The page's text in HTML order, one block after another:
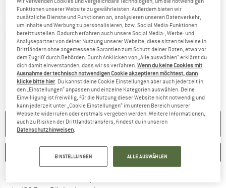
Detailansichten
NICHT MEHR LIEFERBAR
MERKEN VERGLEICHEN
Funktionen unserer Website zu gewährleisten. Außerdem bieten wir
zusätzliche Dienste und Funktionen an, analysieren unseren Datenverkehr,
um Inhalte und Werbung zu personalisieren, bzw. Social Media-Funktionen
bereitzustellen. Dadurch erfahren auch unsere Social Media-, Werbe- und
Analysepartner von deiner Nutzung unserer Website; diese sitzen teilweise in
Drittländern ohne angemessene Garantien zum Schutz deiner Daten, etwa vor
dem Zugriff durch Behörden. Durch Anklicken von „Alle auswählen“ erklärst du
dich damit einverstanden, dass wir so verfahren.Wenn du keine Cookies mit
Ausnahme der technisch notwendigen Cookie akzeptieren möchtest, dann
klicke bitte hier . Du kannst deine Cookie Einstellungen aber auch jederzeit in
den „Einstellungen“ anpassen und einzelne Kategorien auswählen. Deine
Einwilligung ist freiwillig, für die Nutzung dieser Website nicht notwendig und
kann jederzeit unter „Cookie Einstellungen“ im unteren Bereich unserer
Webseite widerrufen oder erstmals vergeben werden. Weitere Informationen,
auch zu Risiken der Drittlandstransfers, findest du in unseren
Datenschutzhinweisen
EINSTELLUNGEN ALLE AUSWÄHLEN